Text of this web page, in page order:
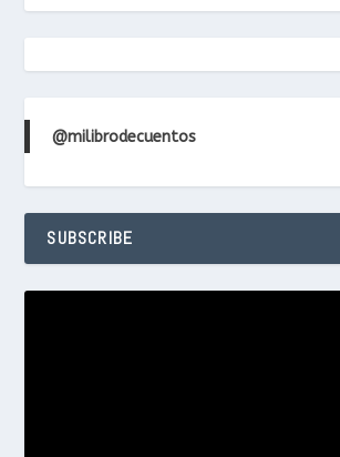
@milibrodecuentos
SUBSCRIBE